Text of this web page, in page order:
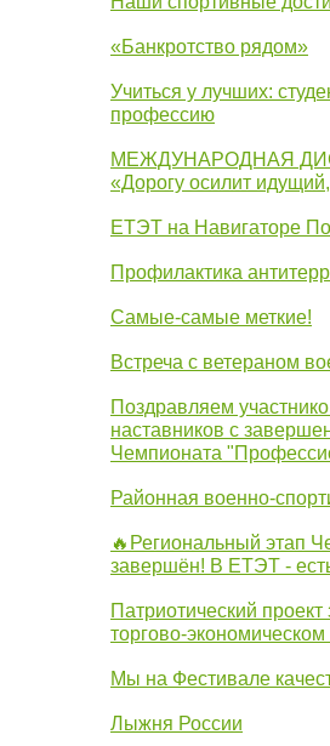
«Банкротство рядом»
Учиться у лучших:
профессию
МЕЖДУНАРОДНАЯ
«Дорогу осилит
ЕТЭТ на Навигаторе
Профилактика
Самые-самые меткие!
Встреча с ветераном
Поздравляем
наставников с
Чемпионата
Районная военно-
🔥Региональный этап
завершён! В ЕТЭТ -
Патриотический
торгово-
Мы на Фестивале
Лыжня России